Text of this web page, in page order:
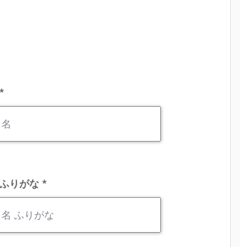
りがな *